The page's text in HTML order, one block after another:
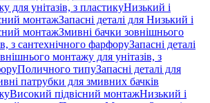
для унітазів, з пластикуНизький і
монтажЗапасні деталі для Низький і
монтажЗмивні бачки зовнішнього
з сантехнічного фарфоруЗапасні деталі
монтажу для унітазів, з
Поличного типуЗапасні деталі для
патрубки для змивних бачків
Високий підвісний монтажНизький і